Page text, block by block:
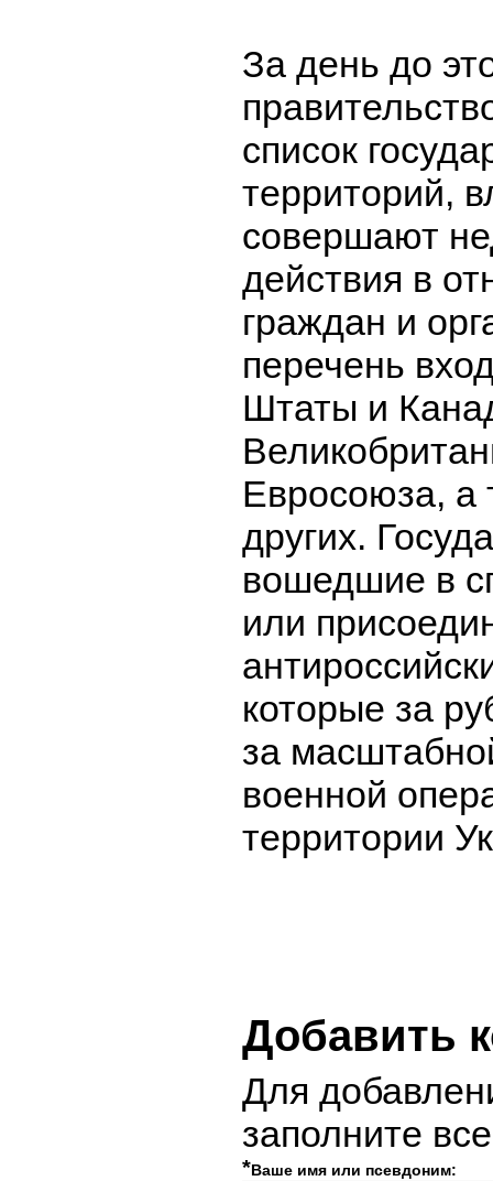
За день до
список
территорий,
совершают
действия в
граждан и
перечень
Штаты и
Евросоюза, а
других.
вошедшие в
или
которые за
за
военной
территории
Добавить
Для
заполните
*Ваше имя или псевдоним: